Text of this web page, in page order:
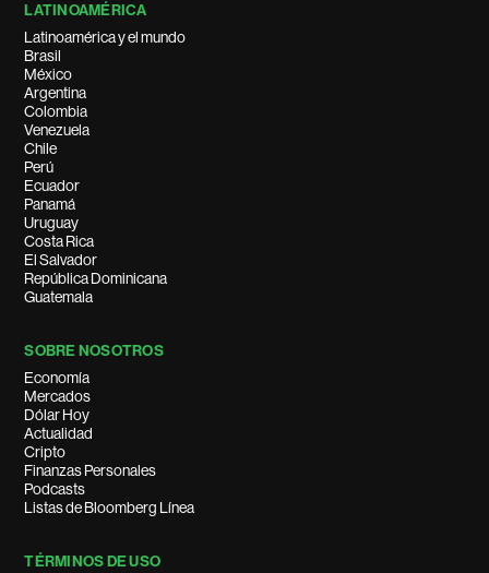
LATINOAMÉRICA
Latinoamérica y el mundo
Brasil
México
Argentina
Colombia
Venezuela
Chile
Perú
Ecuador
Panamá
Uruguay
Costa Rica
El Salvador
República Dominicana
Guatemala
SOBRE NOSOTROS
Economía
Mercados
Dólar Hoy
Actualidad
Cripto
Finanzas Personales
Podcasts
Listas de Bloomberg Línea
TÉRMINOS DE USO